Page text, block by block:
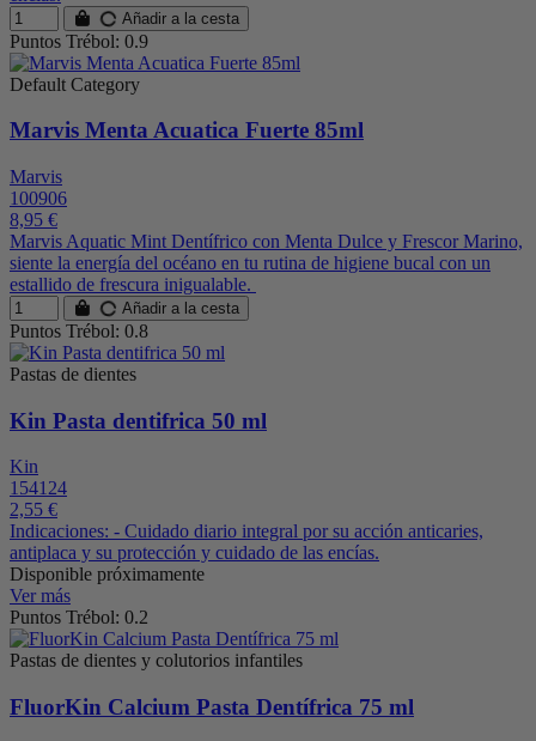
Añadir a la cesta
Puntos Trébol: 0.9
Default Category
Marvis Menta Acuatica Fuerte 85ml
Marvis
100906
8,95 €
Marvis Aquatic Mint Dentífrico con Menta Dulce y Frescor Marino,
siente la energía del océano en tu rutina de higiene bucal con un
estallido de frescura inigualable.
Añadir a la cesta
Puntos Trébol: 0.8
Pastas de dientes
Kin Pasta dentifrica 50 ml
Kin
154124
2,55 €
Indicaciones: - Cuidado diario integral por su acción anticaries,
antiplaca y su protección y cuidado de las encías.
Disponible próximamente
Ver más
Puntos Trébol: 0.2
Pastas de dientes y colutorios infantiles
FluorKin Calcium Pasta Dentífrica 75 ml